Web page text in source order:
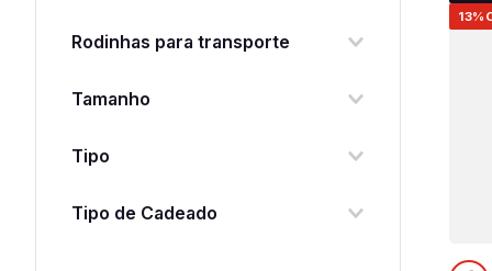
Rodinhas para transporte
Tamanho
Grande
Tipo
Tipo de Cadeado
13%